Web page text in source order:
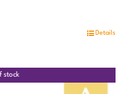
Details
stock